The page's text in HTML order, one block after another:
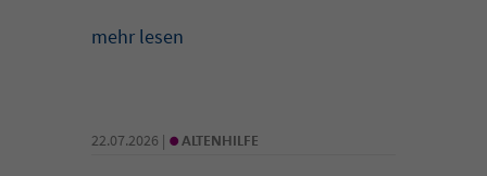
mehr lesen
22.07.2026 | • ALTENHILFE